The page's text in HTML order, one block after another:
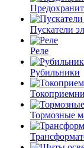
Пускатели
Реле
Рубильники
Тормозные